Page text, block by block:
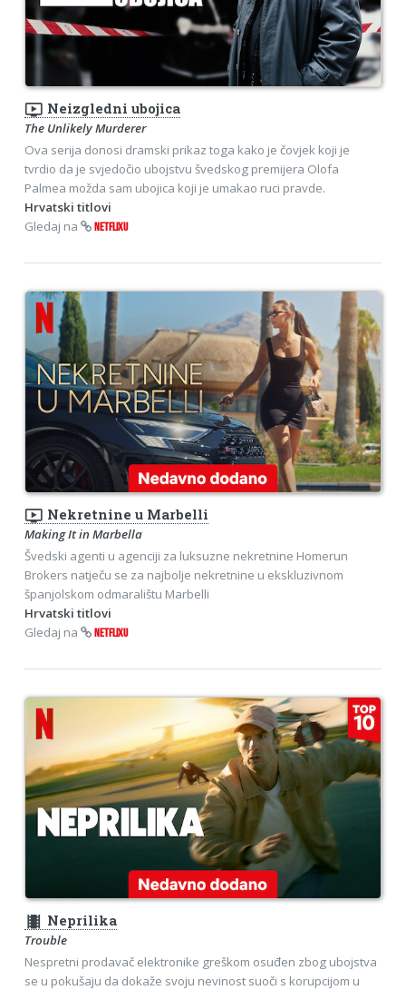
ondemand_video Neizgledni ubojica
The Unlikely Murderer
Ova serija donosi dramski prikaz toga kako je čovjek koji je
tvrdio da je svjedočio ubojstvu švedskog premijera Olofa
Palmea možda sam ubojica koji je umakao ruci pravde.
Hrvatski titlovi
Gledaj na
NETFLIXU
ondemand_video Nekretnine u Marbelli
Making It in Marbella
Švedski agenti u agenciji za luksuzne nekretnine Homerun
Brokers natječu se za najbolje nekretnine u ekskluzivnom
španjolskom odmaralištu Marbelli
Hrvatski titlovi
Gledaj na
NETFLIXU
theaters Neprilika
Trouble
Nespretni prodavač elektronike greškom osuđen zbog ubojstva
se u pokušaju da dokaže svoju nevinost suoči s korupcijom u